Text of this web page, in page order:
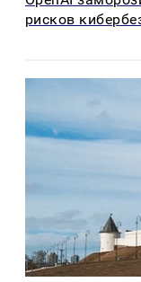
рисков